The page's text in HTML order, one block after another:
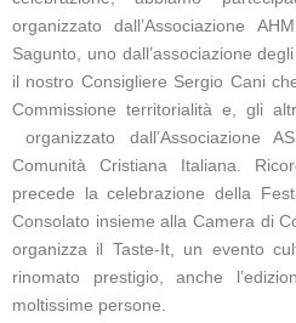
organizzato dall’Associazione
Sagunto, uno dall’associazione
il nostro Consigliere Sergio Cani
Commissione territorialità e, gli
organizzato dall’Associazione
Comunità Cristiana Italiana.
precede la celebrazione della
Consolato insieme alla Camera di
organizza il Taste-It, un evento
rinomato prestigio, anche
moltissime persone.